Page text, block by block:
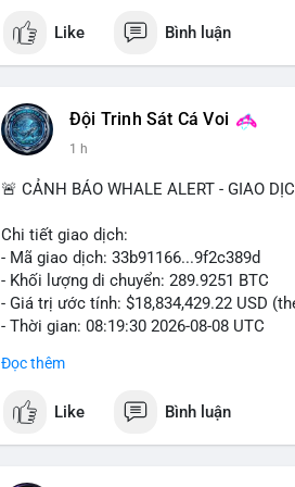
Like Bình luận
Đội Trinh Sát Cá Voi
1 h
🚨 CẢNH BÁO WHALE ALERT - GIAO
Chi tiết giao dịch:
- Mã giao dịch: 33b91166...9f2c389d
- Khối lượng di chuyển: 289.9251 BTC
- Giá trị ước tính: $18,834,429.22 USD
- Thời gian: 08:19:30 2026-08-08 UTC
Nhận định phân tích:
chưa xác nhận cho thấy dấu hiệu của
mục. Với mức giá hiện tại, động thái
Đọc thêm
Like Bình luận